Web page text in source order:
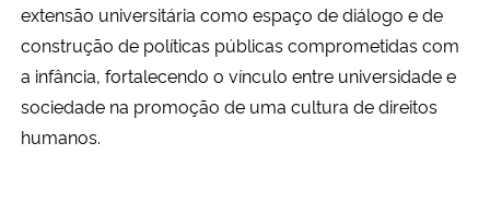
extensão universitária como espaço de diálogo e de
construção de políticas públicas comprometidas com
a infância, fortalecendo o vínculo entre universidade e
sociedade na promoção de uma cultura de direitos
humanos.